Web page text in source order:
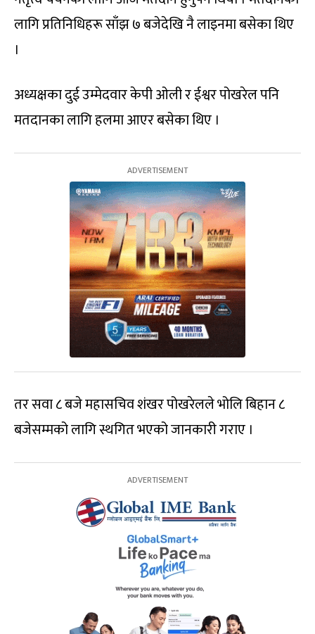
लागि प्रतिनिधिहरू साँझ ७ बजेदेखि नै लाइनमा बसेका थिए
।
अध्यक्षका दुई उम्मेदवार केपी ओली र ईश्वर पोखरेल पनि
मतदानका लागि हलमा आएर बसेका थिए ।
तर सवा ८ बजे महासचिव शंखर पोखरेलले भोलि बिहान ८
बजेसम्मको लागि स्थगित भएको जानकारी गराए ।